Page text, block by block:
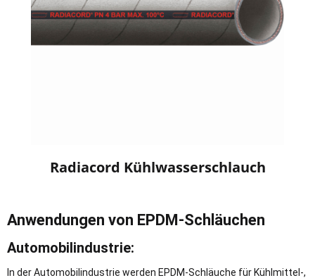
Radiacord Kühlwasserschlauch
Anwendungen von EPDM-Schläuchen
Automobilindustrie:
In der Automobilindustrie werden EPDM-Schläuche für Kühlmittel-,